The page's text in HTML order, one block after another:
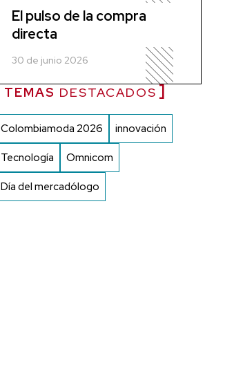
El pulso de la compra
directa
30 de junio 2026
TEMAS DESTACADOS
Colombiamoda 2026 innovación
Tecnología Omnicom
Día del mercadólogo